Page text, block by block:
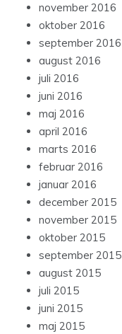
november 2016
oktober 2016
september 2016
august 2016
juli 2016
juni 2016
maj 2016
april 2016
marts 2016
februar 2016
januar 2016
december 2015
november 2015
oktober 2015
september 2015
august 2015
juli 2015
juni 2015
maj 2015